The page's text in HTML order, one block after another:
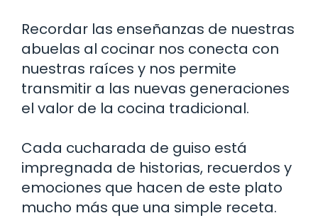
Recordar las enseñanzas de nuestras
abuelas al cocinar nos conecta con
nuestras raíces y nos permite
transmitir a las nuevas generaciones
el valor de la cocina tradicional.
Cada cucharada de guiso está
impregnada de historias, recuerdos y
emociones que hacen de este plato
mucho más que una simple receta.